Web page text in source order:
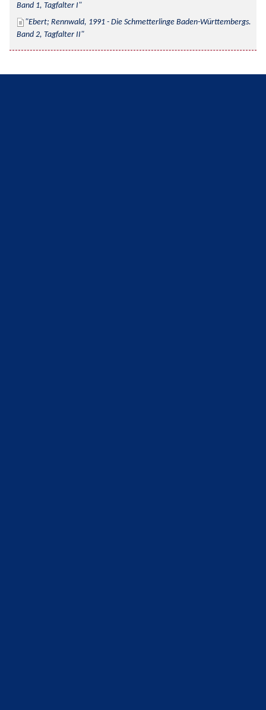
Band 1, Tagfalter I
Ebert; Rennwald, 1991 - Die Schmetterlinge Baden-Württembergs.
Band 2, Tagfalter II